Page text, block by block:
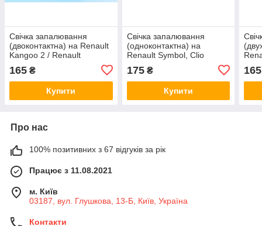
Свічка запалювання
(двоконтактна) на Renault
Kangoo 2 / Renault
165 ₴
Купити
Свічка запалювання
(одноконтактна) на
Renault Symbol, Clio
7700500155
175₴
Купити
165
Про нас
100% позитивних з 67 відгуків за рік
Працює з 11.08.2021
м. Київ
03187, вул. Глушкова, 13-Б, Київ, Україна
Контакти